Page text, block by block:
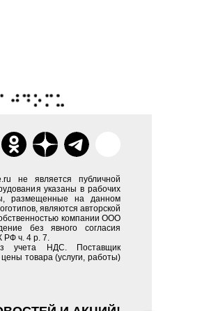
не является публичной
указаны в рабочих
размещенные на данном
являются авторской
компании ООО
без явного согласия
РФ ч. 4 р. 7.
учета НДС. Поставщик
товара (услуги, работы)